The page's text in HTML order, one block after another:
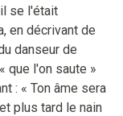
se l'était
en décrivant de
danseur de
que l'on saute »
: « Ton âme sera
plus tard le nain